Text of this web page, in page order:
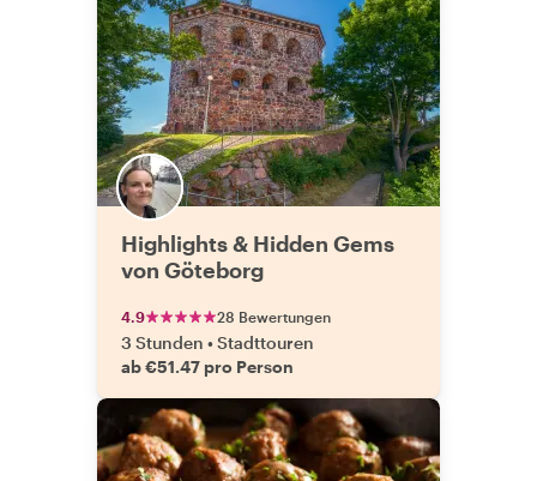
Highlights & Hidden Gems
von Göteborg
4.9 28 Bewertungen
3 Stunden •Stadttouren
ab €51.47 pro Person